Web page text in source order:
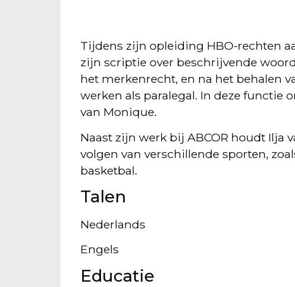
Tijdens zijn opleiding HBO-rechten
zijn scriptie over beschrijvende
het merkenrecht, en na het behalen
werken als paralegal. In deze
van Monique.
Naast zijn werk bij ABCOR houdt Ilja
volgen van verschillende sporten,
basketbal.
Talen
Nederlands
Engels
Educatie